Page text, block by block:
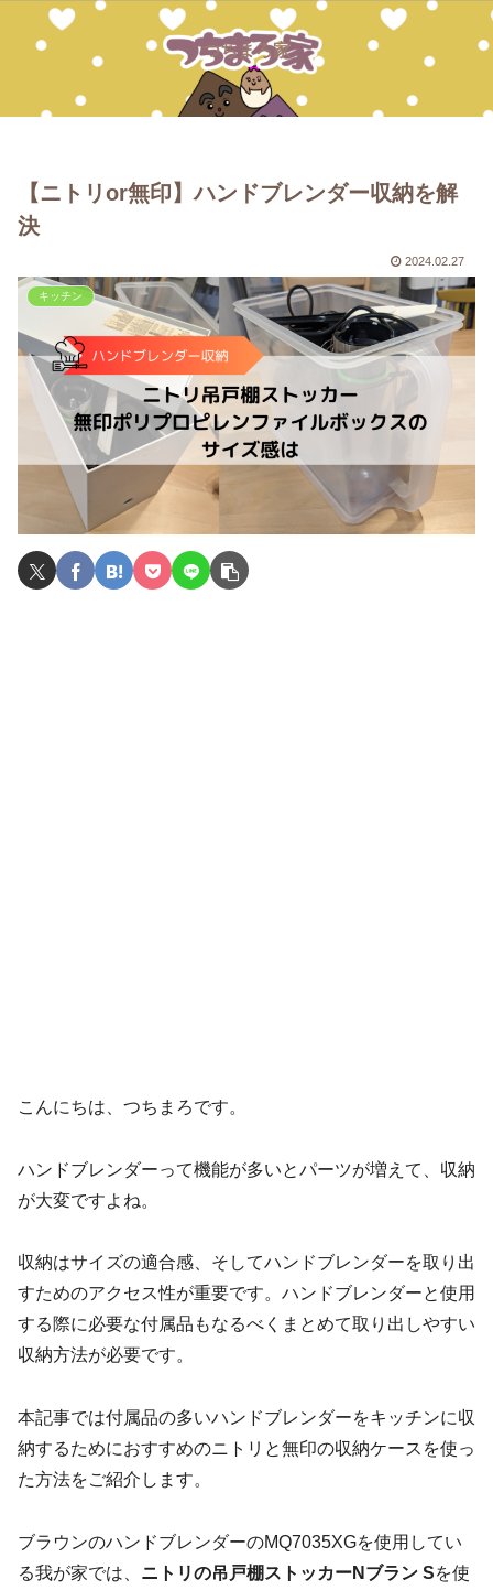
つちまろ家
【ニトリor無印】ハンドブレンダー収納を解
決
2024.02.27
キッチン
こんにちは、つちまろです。
ハンドブレンダーって機能が多いとパーツが増えて、収納
が大変ですよね。
収納はサイズの適合感、そしてハンドブレンダーを取り出
すためのアクセス性が重要です。ハンドブレンダーと使用
する際に必要な付属品もなるべくまとめて取り出しやすい
収納方法が必要です。
本記事では付属品の多いハンドブレンダーをキッチンに収
納するためにおすすめのニトリと無印の収納ケースを使っ
た方法をご紹介します。
ブラウンのハンドブレンダーのMQ7035XGを使用してい
る我が家では、 ニトリの吊戸棚ストッカーNブラン Sを使